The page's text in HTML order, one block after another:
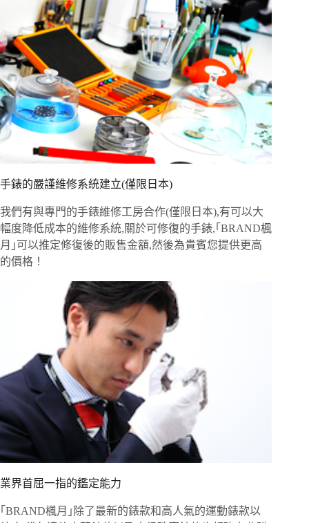
手錶的嚴謹維修系統建立(僅限日本)
我們有與專門的手錶維修工房合作(僅限日本),有可以大
幅度降低成本的維修系統,關於可修復的手錶,｢BRAND楓
月｣可以推定修復後的販售金額,然後為貴賓您提供更高
的價格！
業界首屈一指的鑑定能力
｢BRAND楓月｣除了最新的錶款和高人氣的運動錶款以